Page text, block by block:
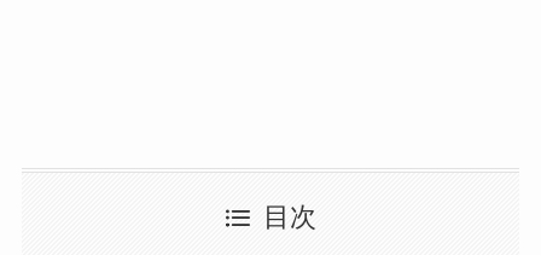
目次